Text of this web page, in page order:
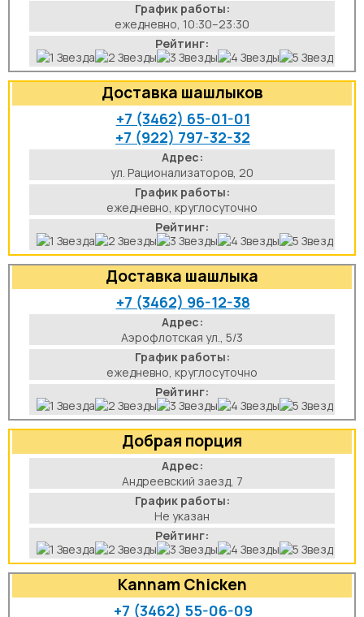
График работы:
ежедневно, 10:30–23:30
Рейтинг:
Доставка шашлыков
+7 (3462) 65-01-01
+7 (922) 797-32-32
Адрес:
ул. Рационализаторов, 20
График работы:
ежедневно, круглосуточно
Рейтинг:
Доставка шашлыка
+7 (3462) 96-12-38
Адрес:
Аэрофлотская ул., 5/3
График работы:
ежедневно, круглосуточно
Рейтинг:
Добрая порция
Адрес:
Андреевский заезд, 7
График работы:
Не указан
Рейтинг:
Kannam Chicken
+7 (3462) 55-06-09